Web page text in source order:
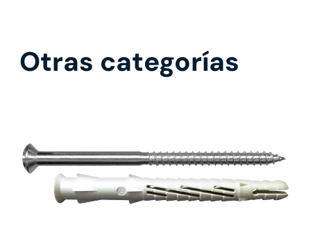
Otras categorías